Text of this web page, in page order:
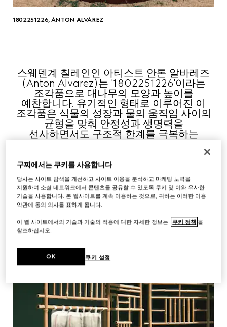
1802251226, ANTON ALVAREZ
스웨덴계 칠레인인 아티스트 안톤 알바레즈
(Anton Alvarez)는 '1802251226'이라는
조각품으로 대나무의 모양과 높이를
예찬합니다. 유기적인 형태로 이루어진 이
조각품은 식물의 성장과 물의 움직임 사이의
균형을 맞춰 안정성과 생명력을
선사하면서도 구조적 한계를 극복하는
자연의 야생적이고도 안정적인 요소를
구찌에서는 쿠키를 사용합니다
당사는 사이트 탐색을 개선하고 사이트 이용을 분석하고 마케팅 노력을
지원하며 소셜 네트워크에서 콘텐츠를 공유할 수 있도록 쿠키 및 이와 유사한
기술을 사용합니다. 본 웹사이트를 계속 이용하는 것으로, 귀하는 이러한 이용
약관에 동의 의사를 표하게 됩니다.
이 웹 사이트에서의 기술과 기술의 적용에 대한 자세한 정보는 쿠키 정책 을
참조하십시오.
쿠키 설정
OK